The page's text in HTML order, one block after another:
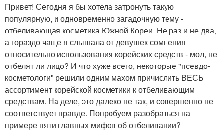
Привет! Сегодня я бы хотела затронуть такую
популярную, и одновременно загадочную тему -
отбеливающая косметика Южной Кореи. Не раз и не два,
а гораздо чаще я слышала от девушек сомнения
относительно использования корейских средств - мол, не
отбелят ли лицо? И что хуже всего, некоторые "псевдо-
косметологи" решили одним махом причислить ВЕСЬ
ассортимент корейской косметики к отбеливающим
средствам. На деле, это далеко не так, и совершенно не
соответствует правде. Попробуем разобраться на
примере пяти главных мифов об отбеливании?